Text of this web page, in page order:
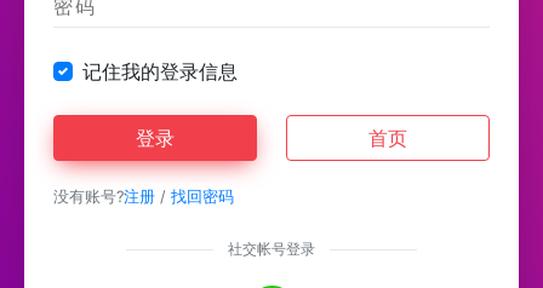
记住我的登录信息
登录 首页
没有账号?注册 / 找回密码
社交帐号登录